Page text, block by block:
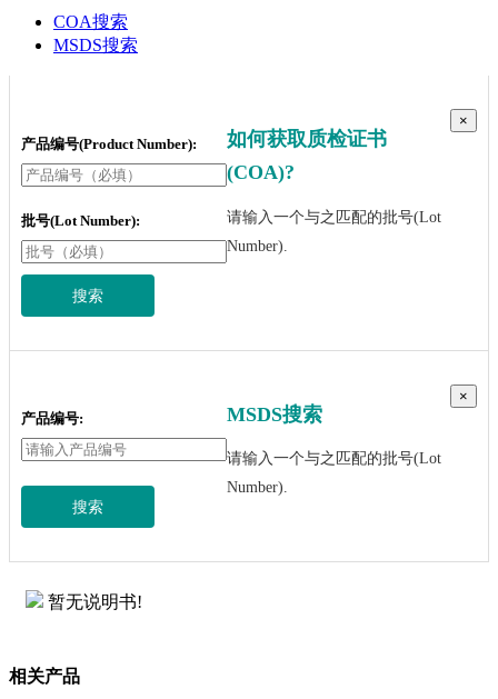
COA搜索
MSDS搜索
产品编号(Product Number):
批号(Lot Number):
搜索
如何获取质检证书
(COA)?
请输入一个与之匹配的批号(Lot
Number).
×
产品编号:
搜索
MSDS搜索
请输入一个与之匹配的批号(Lot
Number).
×
暂无说明书!
相关产品